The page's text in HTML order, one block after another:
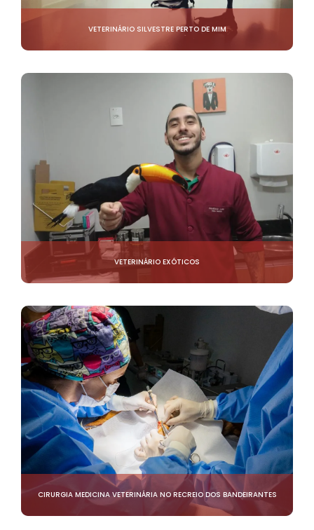
VETERINÁRIO SILVESTRE PERTO DE MIM
VETERINÁRIO EXÓTICOS
CIRURGIA MEDICINA VETERINÁRIA NO RECREIO DOS BANDEIRANTES